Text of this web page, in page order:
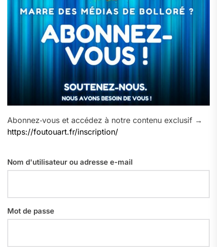
Abonnez‑vous et accédez à notre contenu exclusif →
https://foutouart.fr/inscription/
Nom d'utilisateur ou adresse e-mail
Mot de passe